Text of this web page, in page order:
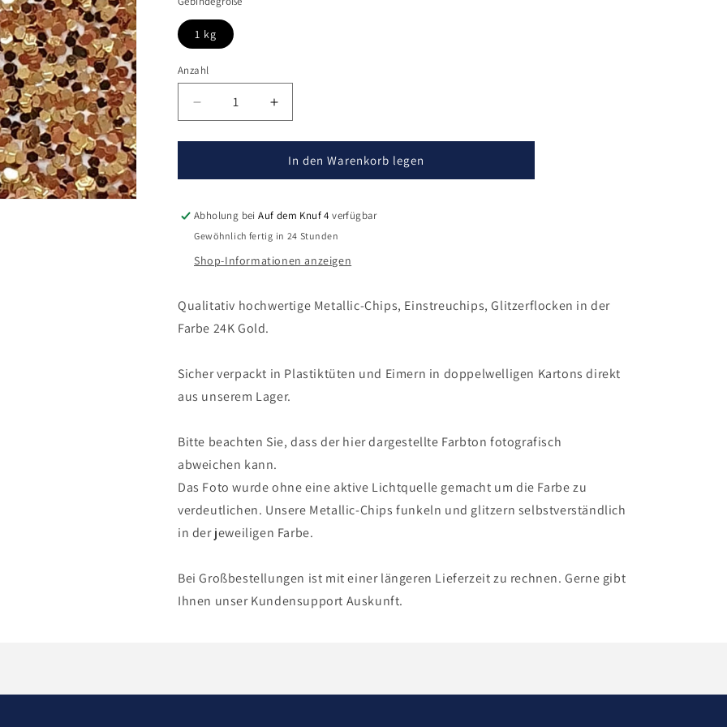
1 kg
Anzahl
Verringere
die
Menge
Metallic-
24K
Gold
Erhöhe
die
Menge
für
Metallic-
24K
Gold
In den Warenkorb legen
Abholung beiAuf dem Knuf 4 verfügbar
Gewöhnlich fertig in 24 Stunden
Shop-Informationen anzeigen
Qualitativ hochwertige Metallic-Chips, Einstreuchips, Glitzerflocken in der
Farbe 24K Gold.
Sicher verpackt in Plastiktüten und Eimern in doppelwelligen Kartons direkt
aus unserem Lager.
Bitte beachten Sie, dass der hier dargestellte Farbton fotografisch
abweichen kann.
Das Foto wurde ohne eine aktive Lichtquelle gemacht um die Farbe zu
verdeutlichen. Unsere Metallic-Chips funkeln und glitzern selbstverständlich
in der jeweiligen Farbe.
Bei Großbestellungen ist mit einer längeren Lieferzeit zu rechnen. Gerne gibt
Ihnen unser Kundensupport Auskunft.